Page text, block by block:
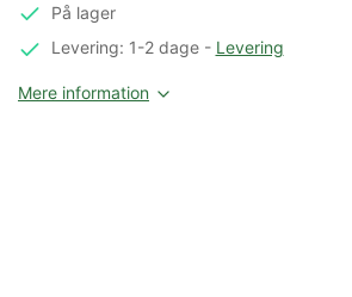
På lager
Levering: 1-2 dage- Levering
Mere information